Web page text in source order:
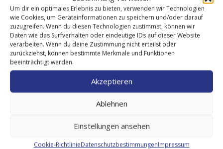
Um dir ein optimales Erlebnis zu bieten, verwenden wir Technologien
wie Cookies, um Geräteinformationen zu speichern und/oder darauf
zuzugreifen. Wenn du diesen Technologien zustimmst, können wir
Daten wie das Surfverhalten oder eindeutige IDs auf dieser Website
verarbeiten. Wenn du deine Zustimmung nicht erteilst oder
zurückziehst, können bestimmte Merkmale und Funktionen
beeinträchtigt werden.
Akzeptieren
Ablehnen
Einstellungen ansehen
Cookie-RichtlinieDatenschutzbestimmungenImpressum
sind bereit, Ihnen bei Ihren Fragen und Anliegen behilflich
zu sein.
KONTAKTIEREN SIE UNS